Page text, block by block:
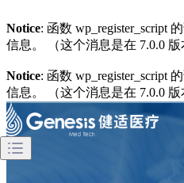
Notice: 函数 wp_register_script
信息。 （这个消息是在 7.0.0
Notice: 函数 wp_register_script
信息。 （这个消息是在 7.0.0